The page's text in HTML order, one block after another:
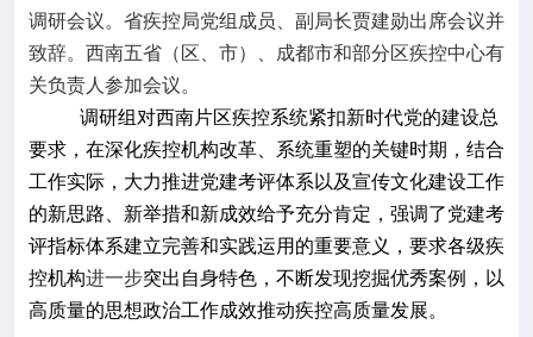
调研会议。省疾控局党组成员、副局长贾建勋出席会议并
致辞。西南五省（区、市）、成都市和部分区疾控中心有
关负责人参加会议。
调研组对西南片区疾控系统紧扣新时代党的建设总
要求，在深化疾控机构改革、系统重塑的关键时期，结合
工作实际，大力推进党建考评体系以及宣传文化建设工作
的新思路、新举措和新成效给予充分肯定，强调了党建考
评指标体系建立完善和实践运用的重要意义，要求各级疾
控机构进一步突出自身特色，不断发现挖掘优秀案例，以
高质量的思想政治工作成效推动疾控高质量发展。